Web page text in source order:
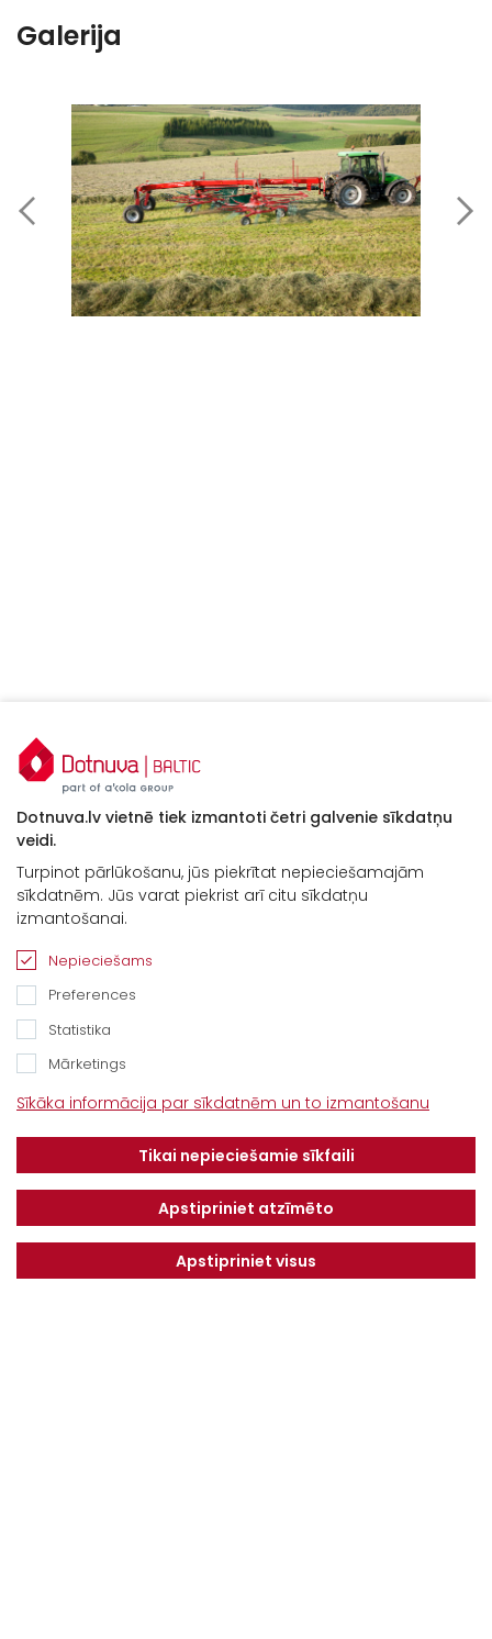
Galerija
Kontakti
Jelgavas novads, LV-3043
info@dotnuvabaltic.lv
Dotnuva.lv vietnē tiek izmantoti četri galvenie sīkdatņu
veidi.
Turpinot pārlūkošanu, jūs piekrītat nepieciešamajām
sīkdatnēm. Jūs varat piekrist arī citu sīkdatņu
izmantošanai.
Nepieciešams
Preferences
Statistika
Mārketings
Sīkāka informācija par sīkdatnēm un to izmantošanu
Tikai nepieciešamie sīkfaili
Apstipriniet atzīmēto
Apstipriniet visus